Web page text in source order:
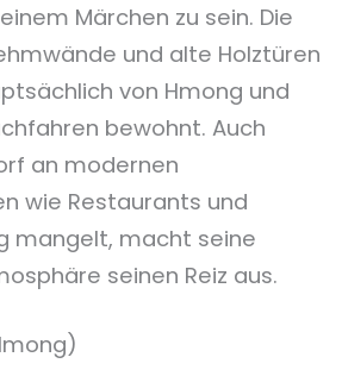
Märchen zu sein. Die
und alte Holztüren
von Hmong und
bewohnt. Auch
an modernen
wie Restaurants und
mangelt, macht seine
seinen Reiz aus.